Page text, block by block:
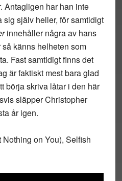
Antagligen har han inte
sig själv heller, för samtidigt
innehåller några av hans
känns helheten som
Fast samtidigt finns det
är faktiskt mest bara glad
börja skriva låtar i den här
släpper Christopher
år igen.
on You), Selfish